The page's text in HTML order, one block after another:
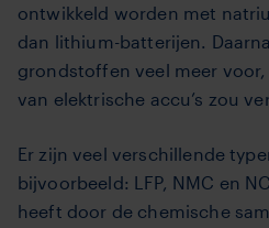
ontwikkeld worden met
dan lithium-batterijen.
grondstoffen veel meer
van elektrische accu’s zou
Er zijn veel verschillende
bijvoorbeeld: LFP, NMC en
heeft door de chemische